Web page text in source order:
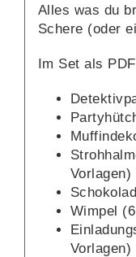
Alles was du
Schere (oder
Im Set als
Vorlagen)
Wimpel
Vorlagen)